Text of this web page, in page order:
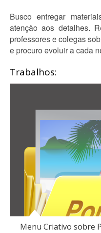
Busco entregar
atenção aos detalhes.
professores e colegas
e procuro evoluir a cada
Trabalhos: